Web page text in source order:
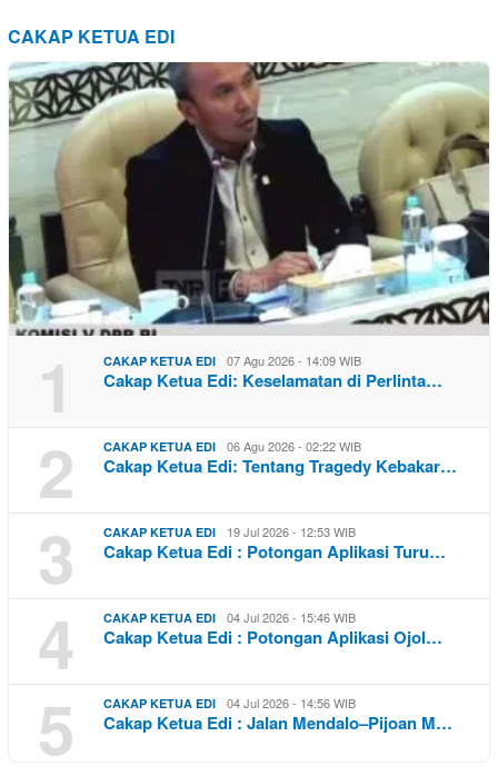
CAKAP KETUA EDI
1 CAKAP KETUA EDI 07 Agu 2026 - 14:09 WIB
Cakap Ketua Edi: Keselamatan di Perlinta…
2 CAKAP KETUA EDI 06 Agu 2026 - 02:22 WIB
Cakap Ketua Edi: Tentang Tragedy Kebakar…
3 CAKAP KETUA EDI 19 Jul 2026 - 12:53 WIB
Cakap Ketua Edi : Potongan Aplikasi Turu…
4 CAKAP KETUA EDI 04 Jul 2026 - 15:46 WIB
Cakap Ketua Edi : Potongan Aplikasi Ojol…
5 CAKAP KETUA EDI 04 Jul 2026 - 14:56 WIB
Cakap Ketua Edi : Jalan Mendalo–Pijoan M…